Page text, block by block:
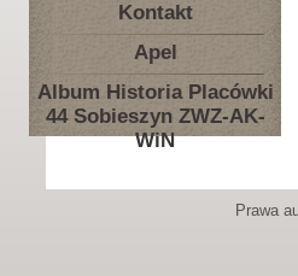
Kontakt
Apel
Album Historia Placówki
44 Sobieszyn ZWZ-AK-
WiN
Prawa